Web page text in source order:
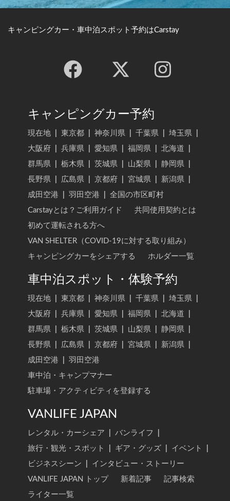
キャンピングカー・車中泊スポット予約はCarstay
キャンピングカー予約
現在地 東京都 神奈川県 千葉県 埼玉県
大阪府
兵庫県 愛知県 福岡県 北海道
群馬県
栃木県 茨城県 山梨県 静岡県
長野県
広島県 京都府 宮城県 新潟県
成田空港
羽田空港
全国の市区町村
Carstayとは？ご利用ガイド
共同使用契約とは
初めて運転される方へ
VAN SHELTER（COVID-19に対する取り組み）
キャンピングカーをシェアする
ホルダー一覧
車中泊スポット・体験予約
現在地 東京都 神奈川県 千葉県 埼玉県
大阪府
兵庫県 愛知県 福岡県 北海道
群馬県
栃木県 茨城県 山梨県 静岡県
長野県
広島県 京都府 宮城県 新潟県
成田空港
羽田空港
車中泊・キャンプマナー
駐車場・アクティビティを登録する
VANLIFE JAPAN
レンタル・カーシェア バンライフ
旅行・観光・スポット
ギア・グッズ イベント
ビジネスシーン
インタビュー・ストーリー
VANLIFE JAPAN トップ
新着記事
記事検索
ライター一覧